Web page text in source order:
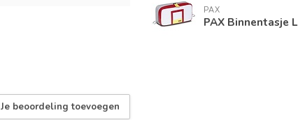
Je beoordeling toevoegen
PAX
PAX Binnentasje L